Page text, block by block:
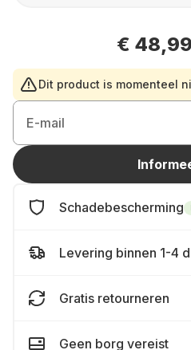
€ 48,99
Dit product is momenteel
E-mail
Schadebescherming
Levering binnen 1-4
Gratis retourneren
Geen borg vereist